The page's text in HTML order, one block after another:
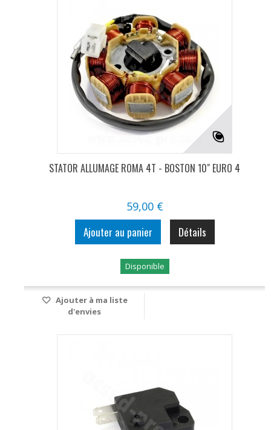
STATOR ALLUMAGE ROMA 4T - BOSTON 10" EURO 4
59,00 €
Ajouter au panier Détails
Disponible
Ajouter à ma liste
d'envies